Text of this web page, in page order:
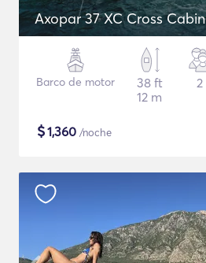
Axopar 37 XC Cross Cabin
Barco de motor
38 ft
12 m
2
$1,360 /noche